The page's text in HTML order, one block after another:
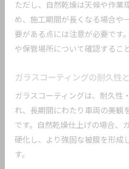
ただし、自然乾燥は天候や作業
め、施工期間が長くなる場合や
要がある点には注意が必要です
や保管場所について確認するこ
ガラスコーティングの耐久性
ガラスコーティングは、耐久性
れ、長期間にわたり車両の美観
です。自然乾燥仕上げの場合、
硬化し、より強固な被膜を形成
す。